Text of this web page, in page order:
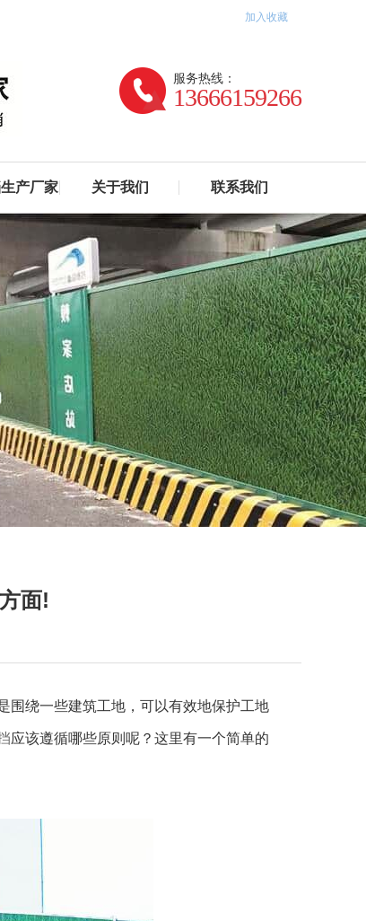
加入收藏
服务热线：
13666159266
产厂家 关于我们 联系我们
面!
围绕一些建筑工地，可以有效地保护工地
应该遵循哪些原则呢？这里有一个简单的